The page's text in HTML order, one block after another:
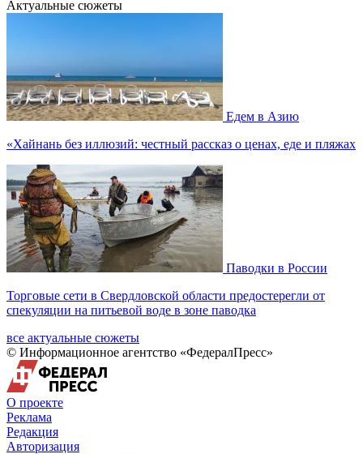
Актуальные сюжеты
Едем в Азию
«Хайнань без иллюзий: честный рассказ о ценах, еде и пляжах
Паводки в России
Торговые сети в Свердловской области предостерегли от
спекуляции на питьевой воде в зоне паводка
все актуальные сюжеты
© Информационное агентство «ФедералПресс»
О проекте
Реклама
Редакция
Авторизация